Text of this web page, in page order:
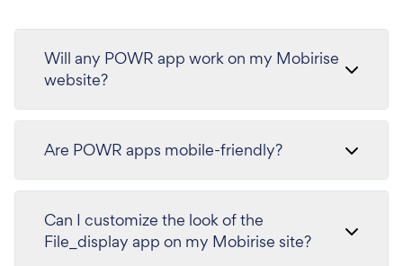
Will any POWR app work on my Mobirise
website?
Are POWR apps mobile-friendly?
Can I customize the look of the
File_display app on my Mobirise site?